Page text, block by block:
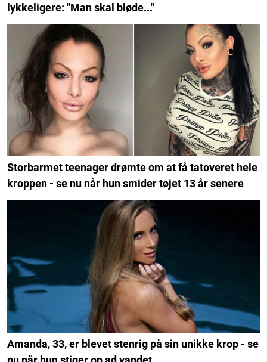
lykkeligere: "Man skal bløde..."
Storbarmet teenager drømte om at få tatoveret hele
kroppen - se nu når hun smider tøjet 13 år senere
Amanda, 33, er blevet stenrig på sin unikke krop - se